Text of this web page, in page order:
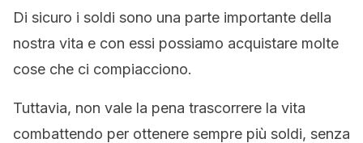
Di sicuro i soldi sono una parte importante della
nostra vita e con essi possiamo acquistare molte
cose che ci compiacciono.
Tuttavia, non vale la pena trascorrere la vita
combattendo per ottenere sempre più soldi, senza